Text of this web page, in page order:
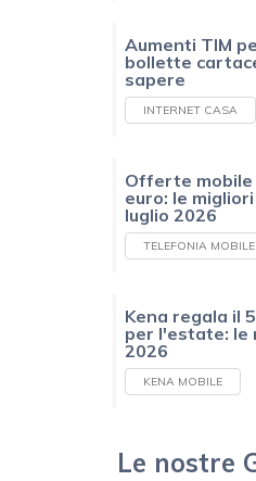
Aumenti TIM
bollette
sapere
INTERNET CASA
Offerte
euro: le
luglio 2026
TELEFONIA MOBILE
Kena regala il
per l'estate: le
2026
KENA MOBILE
Le nostre